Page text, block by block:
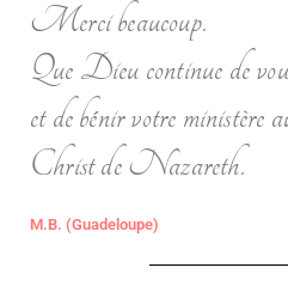
Merci beaucoup.
Que Dieu continue de
et de bénir votre ministère
Christ de Nazareth.
M.B. (Guadeloupe)